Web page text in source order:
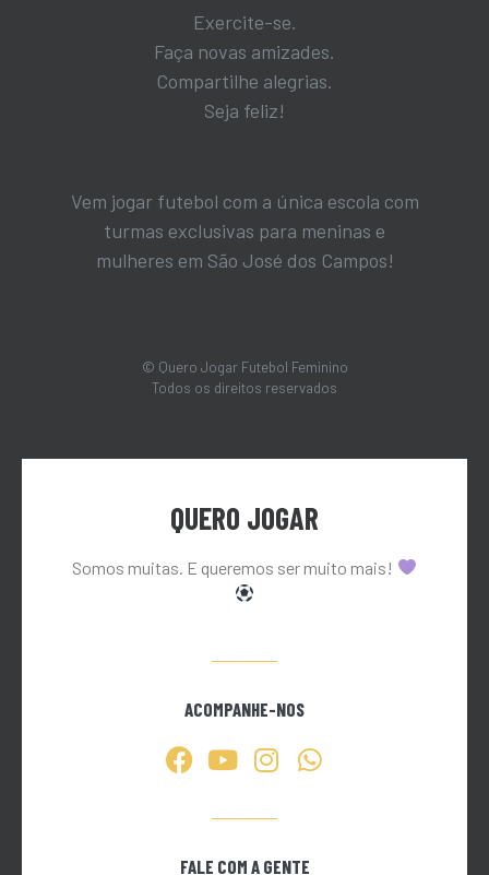
Exercite-se.
Faça novas amizades.
Compartilhe alegrias.
Seja feliz!
Vem jogar futebol com a única escola com
turmas exclusivas para meninas e
mulheres em São José dos Campos!
© Quero Jogar Futebol Feminino
Todos os direitos reservados
QUERO JOGAR
Somos muitas. E queremos ser muito mais!
ACOMPANHE-NOS
FALE COM A GENTE